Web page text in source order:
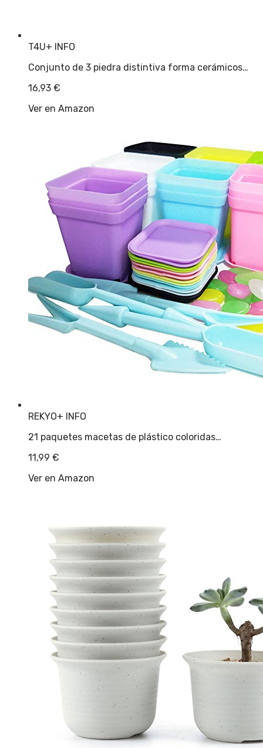
T4U+ INFO
Conjunto de 3 piedra distintiva forma cerámicos…
16,93 €
Ver en Amazon
REKYO+ INFO
21 paquetes macetas de plástico coloridas…
11,99 €
Ver en Amazon